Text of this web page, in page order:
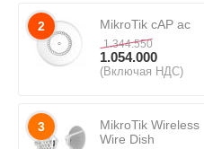
2 MikroTik cAP ac
1.344.550
1.054.000
(Включая НДС)
3
MikroTik Wireless
Wire Dish